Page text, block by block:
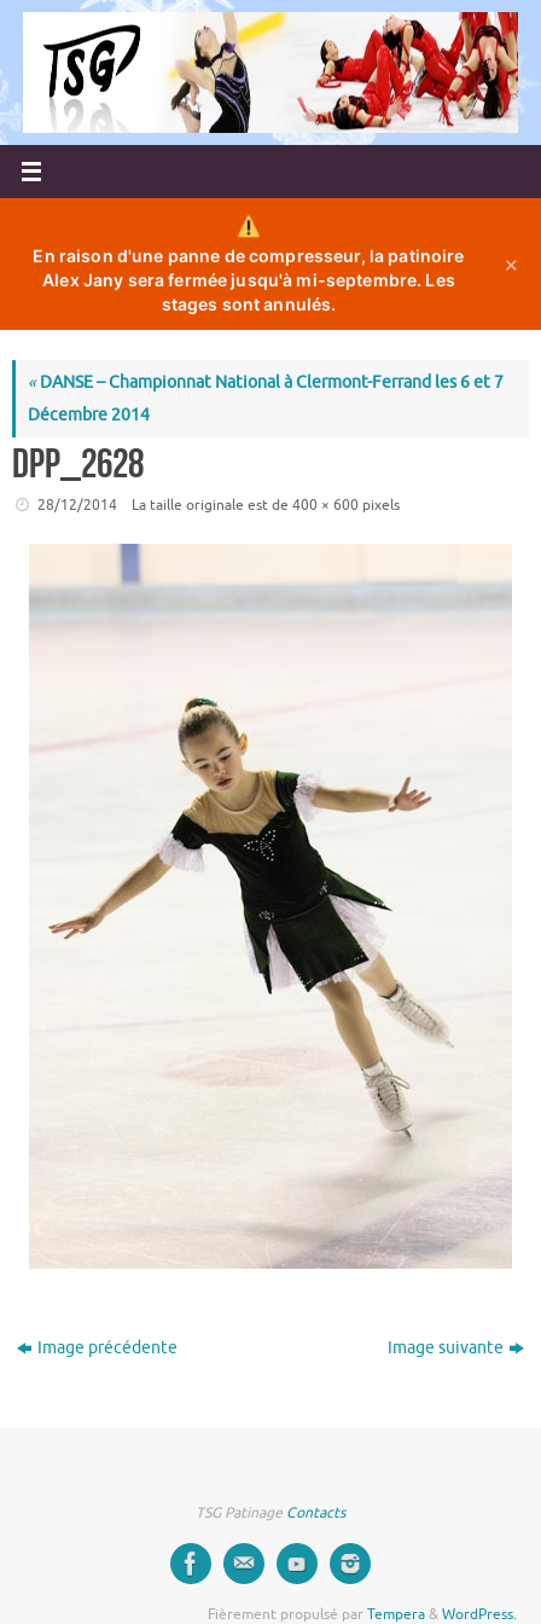
Passer
contenu
En raison d'une panne de compresseur, la patinoire
Alex Jany sera fermée jusqu'à mi-septembre. Les
stages sont annulés.
✕
«DANSE – Championnat National à Clermont-Ferrand les 6 et 7
Décembre 2014
DPP_2628
28/12/2014 La taille originale est de 400 × 600 pixels
Image précédente Image suivante
TSG Patinage Contacts
Fièrement propulsé parTempera&WordPress.